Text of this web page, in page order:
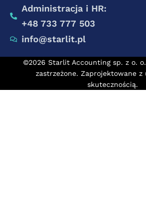
Administracja i HR:
+48 733 777 503
info@starlit.pl
©2026 Starlit Accounting sp. z o.
zastrzeżone. Zaprojektowane z
skutecznością.